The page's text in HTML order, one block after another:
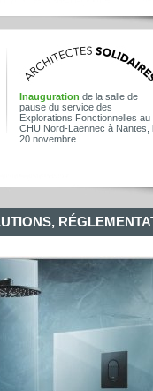
Inauguration de la salle de
pause du service des
Explorations Fonctionnelles au
CHU Nord-Laennec à Nantes,
20 novembre.